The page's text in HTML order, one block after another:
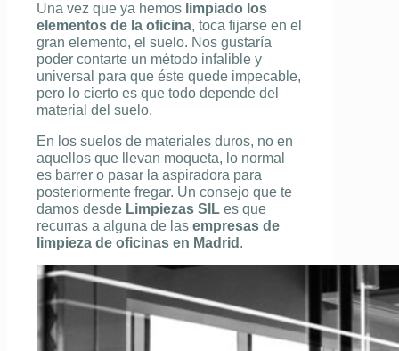
Una vez que ya hemos limpiado los
elementos de la oficina, toca fijarse en el
gran elemento, el suelo. Nos gustaría
poder contarte un método infalible y
universal para que éste quede impecable,
pero lo cierto es que todo depende del
material del suelo.
En los suelos de materiales duros, no en
aquellos que llevan moqueta, lo normal
es barrer o pasar la aspiradora para
posteriormente fregar. Un consejo que te
damos desde Limpiezas SIL es que
recurras a alguna de las empresas de
limpieza de oficinas en Madrid .